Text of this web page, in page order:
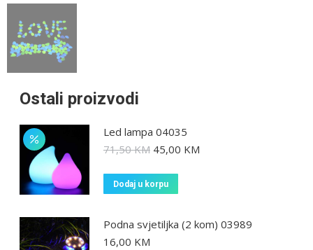
Ostali proizvodi
Led lampa 04035
71,50KM 45,00 KM
Dodaj u korpu
Podna svjetiljka (2 kom) 03989
16,00 KM